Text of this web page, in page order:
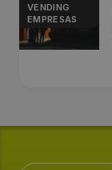
VENDING
EMPRESAS